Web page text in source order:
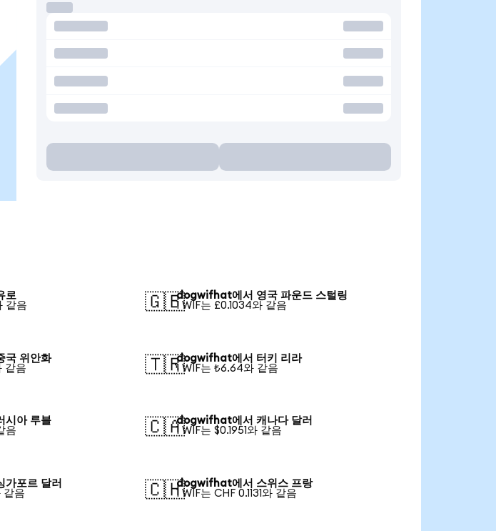
로
같음
🇬🇧dogwifhat에서 영국 파운드 스털링
1 WIF는 £0.1034와 같음
위안화
같음
🇹🇷dogwifhat에서 터키 리라
1 WIF는 ₺6.64와 같음
아 루블
음
🇨🇦dogwifhat에서 캐나다 달러
1 WIF는 $0.1951와 같음
포르 달러
같음
🇨🇭dogwifhat에서 스위스 프랑
1 WIF는 CHF 0.1131와 같음